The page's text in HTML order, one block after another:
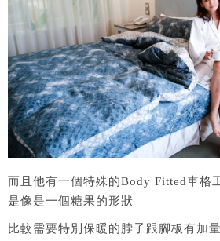
而且他有一個特殊的Body Fitted車格
是像是一個糖果的形狀
比較需要特別保暖的脖子跟腳板有加